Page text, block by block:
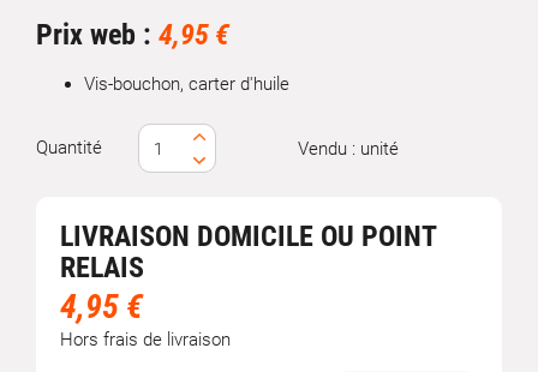
Prix web : 4,95 €
Vis-bouchon, carter d'huile
Quantité Vendu : unité
LIVRAISON DOMICILE OU POINT
RELAIS
4,95 €
Hors frais de livraison